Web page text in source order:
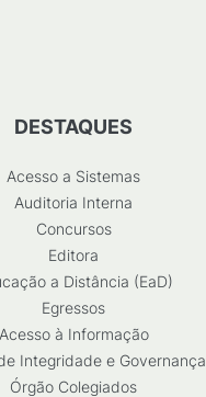
DESTAQUES
Acesso a Sistemas
Auditoria Interna
Concursos
Editora
a Distância (EaD)
Egressos
Acesso à Informação
Integridade e Governança
Órgão Colegiados